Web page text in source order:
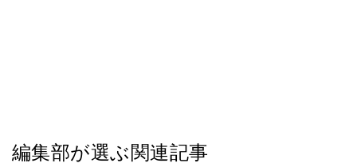
編集部が選ぶ関連記事